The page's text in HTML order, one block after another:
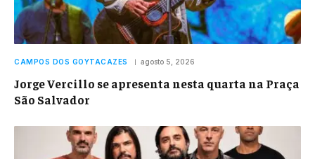
CAMPOS DOS GOYTACAZES agosto 5, 2026
Jorge Vercillo se apresenta nesta quarta na Praça
São Salvador